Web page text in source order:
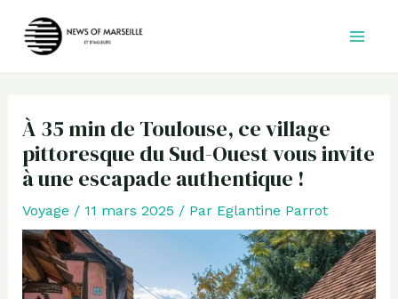
À 35 min de Toulouse, ce village
pittoresque du Sud-Ouest vous invite
à une escapade authentique !
Voyage / 11 mars 2025 / Par Eglantine Parrot